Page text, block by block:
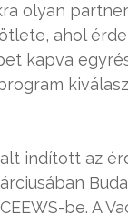
olyan
ahol
kapva
indított az
be. A